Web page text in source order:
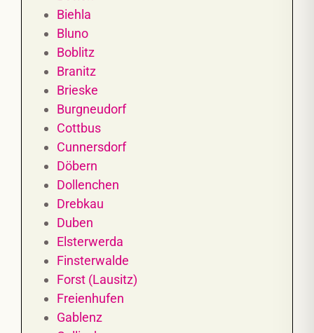
Biehla
Bluno
Boblitz
Branitz
Brieske
Burgneudorf
Cottbus
Cunnersdorf
Döbern
Dollenchen
Drebkau
Duben
Elsterwerda
Finsterwalde
Forst (Lausitz)
Freienhufen
Gablenz